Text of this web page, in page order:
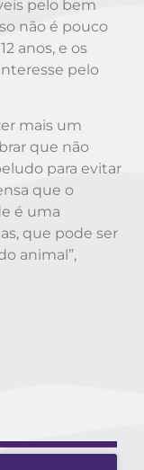
pelo bem
não é pouco
anos, e os
pelo
mais um
que não
para evitar
que o
é uma
que pode ser
animal”,